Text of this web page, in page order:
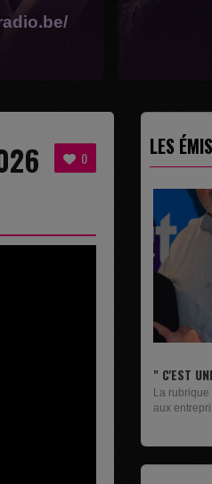
0 LES
NOUVELLE C'EST DÉJÀ... LIVRES
Un